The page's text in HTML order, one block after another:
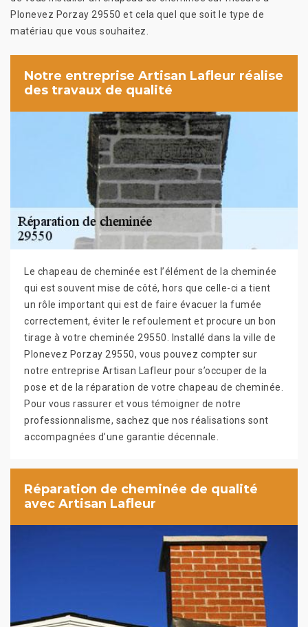
Plonevez Porzay 29550 et cela quel que soit le type de
matériau que vous souhaitez.
Notre entreprise Artisan Lafleur réalise
des travaux de qualité
Le chapeau de cheminée est l’élément de la cheminée
qui est souvent mise de côté, hors que celle-ci a tient
un rôle important qui est de faire évacuer la fumée
correctement, éviter le refoulement et procure un bon
tirage à votre cheminée 29550. Installé dans la ville de
Plonevez Porzay 29550, vous pouvez compter sur
notre entreprise Artisan Lafleur pour s’occuper de la
pose et de la réparation de votre chapeau de cheminée.
Pour vous rassurer et vous témoigner de notre
professionnalisme, sachez que nos réalisations sont
accompagnées d’une garantie décennale.
Réparation de cheminée de qualité
avec Artisan Lafleur